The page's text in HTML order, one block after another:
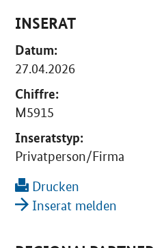
INSERAT
Datum:
27.04.2026
Chiffre:
M5915
Inseratstyp:
Privatperson/Firma
Drucken
Inserat melden